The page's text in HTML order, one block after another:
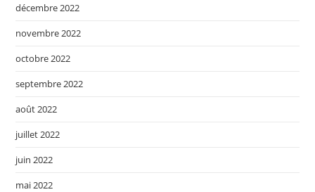
décembre 2022
novembre 2022
octobre 2022
septembre 2022
août 2022
juillet 2022
juin 2022
mai 2022